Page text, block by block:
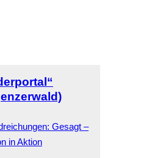
Gesagt –
in Aktion